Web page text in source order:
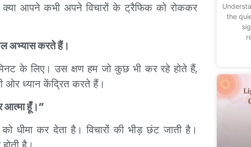
क्या आपने कभी अपने विचारों के ट्रैफिक को रोककर
अभ्यास करते हैं।
के लिए। उस क्षण हम जो कुछ भी कर रहे होते हैं,
ध्यान केंद्रित करते हैं।
आत्मा हूँ।”
धीमा कर देता है। विचारों की भीड़ छंट जाती है।
the